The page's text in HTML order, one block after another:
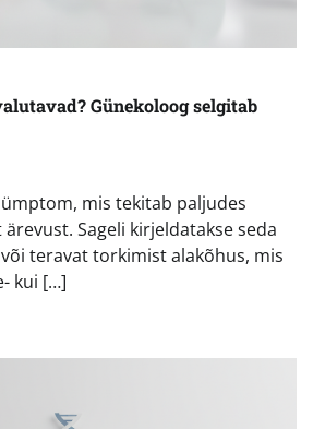
Günekoloog selgitab
mis tekitab paljudes
Sageli kirjeldatakse seda
teravat torkimist alakõhus, mis
kui […]